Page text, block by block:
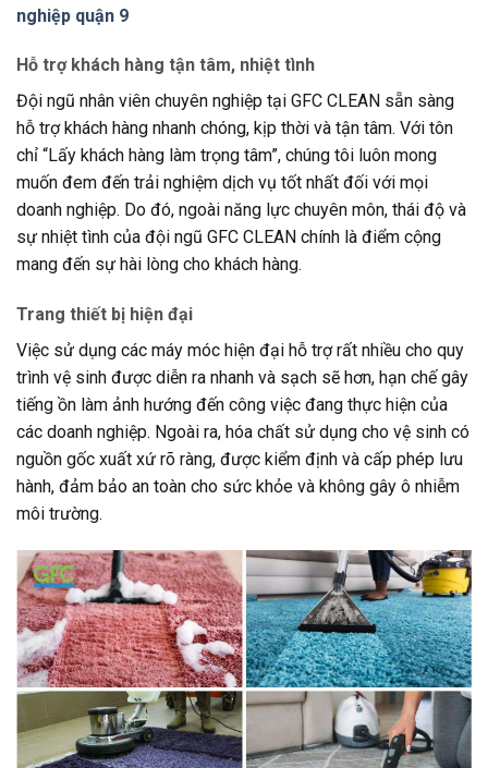
nghiệp quận 9
Hỗ trợ khách hàng tận tâm, nhiệt tình
Đội ngũ nhân viên chuyên nghiệp tại GFC CLEAN sẵn sàng
hỗ trợ khách hàng nhanh chóng, kịp thời và tận tâm. Với tôn
chỉ “Lấy khách hàng làm trọng tâm”, chúng tôi luôn mong
muốn đem đến trải nghiệm dịch vụ tốt nhất đối với mọi
doanh nghiệp. Do đó, ngoài năng lực chuyên môn, thái độ và
sự nhiệt tình của đội ngũ GFC CLEAN chính là điểm cộng
mang đến sự hài lòng cho khách hàng.
Trang thiết bị hiện đại
Việc sử dụng các máy móc hiện đại hỗ trợ rất nhiều cho quy
trình vệ sinh được diễn ra nhanh và sạch sẽ hơn, hạn chế gây
tiếng ồn làm ảnh hướng đến công việc đang thực hiện của
các doanh nghiệp. Ngoài ra, hóa chất sử dụng cho vệ sinh có
nguồn gốc xuất xứ rõ ràng, được kiểm định và cấp phép lưu
hành, đảm bảo an toàn cho sức khỏe và không gây ô nhiễm
môi trường.